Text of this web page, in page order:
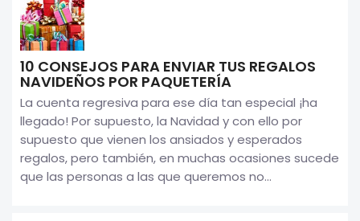
10 CONSEJOS PARA ENVIAR TUS REGALOS
NAVIDEÑOS POR PAQUETERÍA
La cuenta regresiva para ese día tan especial ¡ha
llegado! Por supuesto, la Navidad y con ello por
supuesto que vienen los ansiados y esperados
regalos, pero también, en muchas ocasiones sucede
que las personas a las que queremos no...